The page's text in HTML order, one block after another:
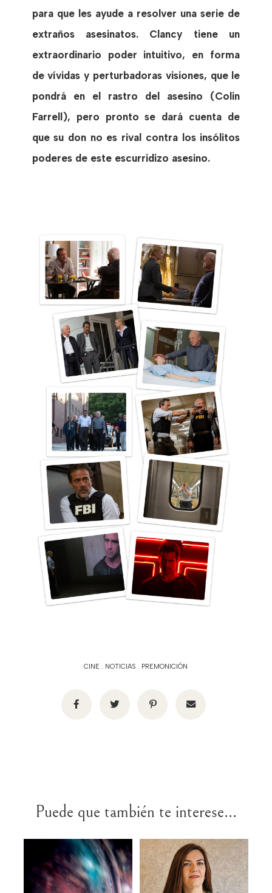
para que les ayude a resolver una serie de
extraños asesinatos. Clancy tiene un
extraordinario poder intuitivo, en forma
de vívidas y perturbadoras visiones, que le
pondrá en el rastro del asesino (Colin
Farrell), pero pronto se dará cuenta de
que su don no es rival contra los insólitos
poderes de este escurridizo asesino.
CINE . NOTICIAS . PREMONICIÓN
Puede que también te interese...